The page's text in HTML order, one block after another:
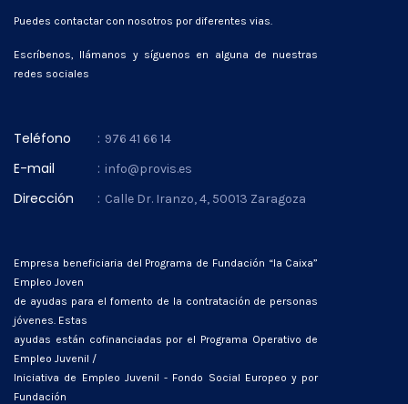
Puedes contactar con nosotros por diferentes vias.
Escríbenos, llámanos y síguenos en alguna de nuestras
redes sociales
Teléfono : 976 41 66 14
E-mail : info@provis.es
Dirección : Calle Dr. Iranzo, 4, 50013 Zaragoza
Empresa beneficiaria del Programa de Fundación “la Caixa”
Empleo Joven
de ayudas para el fomento de la contratación de personas
jóvenes. Estas
ayudas están cofinanciadas por el Programa Operativo de
Empleo Juvenil /
Iniciativa de Empleo Juvenil - Fondo Social Europeo y por
Fundación